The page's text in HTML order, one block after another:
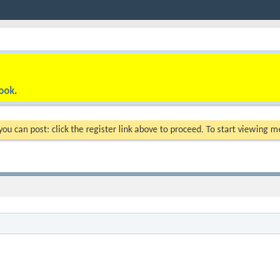
.
can post: click the register link above to proceed. To start